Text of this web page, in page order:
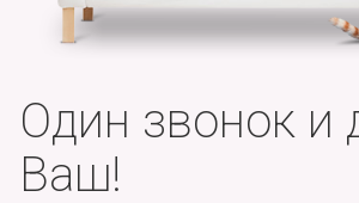
Один звонок и
Ваш!